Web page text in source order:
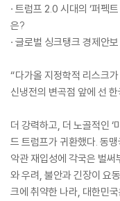
· 트럼프 2.0 시대의 ‘퍼펙
은?
· 글로벌 싱크탱크 경제안
“다가올 지정학적 리스크
신냉전의 변곡점 앞에 선
더 강력하고, 더 노골적인
드 트럼프가 귀환했다. 동
악관 재입성에 각국은 벌
와 우려, 불안과 긴장이 요
크에 취약한 나라, 대한민